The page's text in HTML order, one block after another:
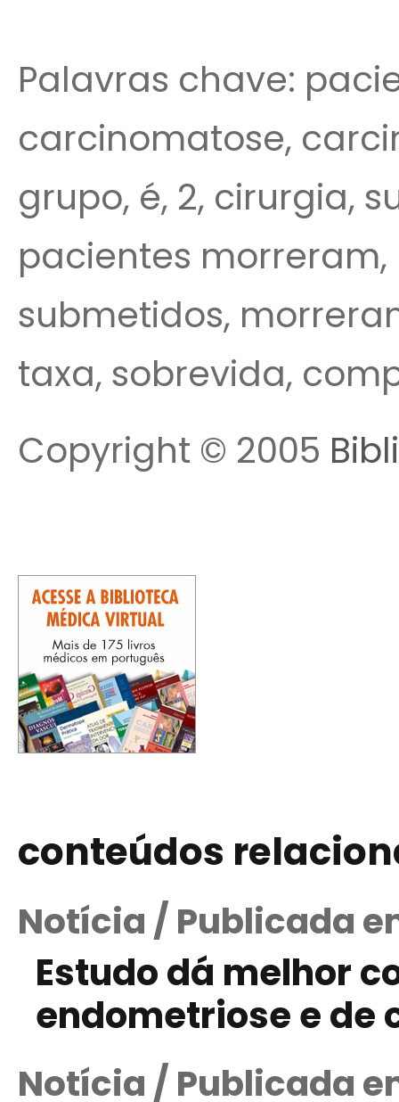
Palavras chave:
carcinomatose,
grupo, é, 2, cirurgia,
pacientes
submetidos,
taxa, sobrevida,
Copyright © 2005
conteúdos
Notícia / Publicada
Estudo dá melhor
endometriose e de
Notícia / Publicada